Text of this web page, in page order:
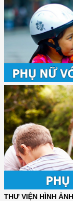
THƯ VIỆN HÌNH ẢNH